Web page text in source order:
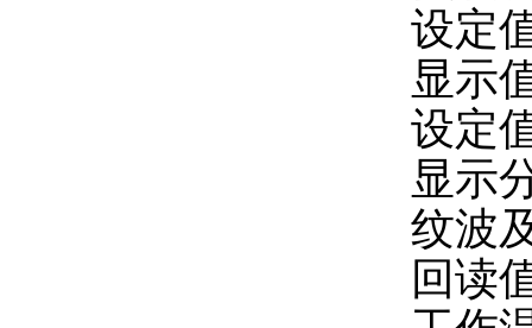
设定
显示
设定
显示
纹波
回读